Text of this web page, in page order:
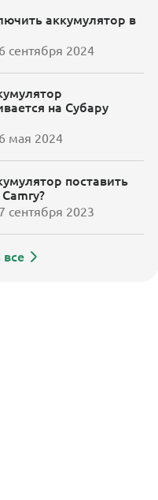
аккумулятор в
сентября 2024
на Субару
мая 2024
поставить
сентября 2023
все